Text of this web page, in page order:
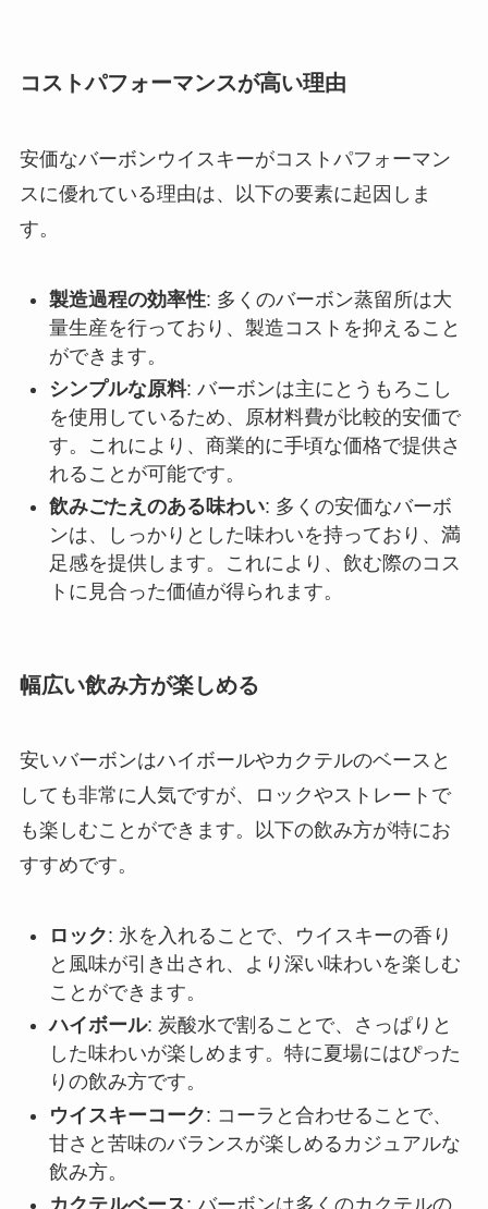
コストパフォーマンスが高い理由
安価なバーボンウイスキーがコストパフォーマン
スに優れている理由は、以下の要素に起因しま
す。
製造過程の効率性: 多くのバーボン蒸留所は大
量生産を行っており、製造コストを抑えること
ができます。
シンプルな原料: バーボンは主にとうもろこし
を使用しているため、原材料費が比較的安価で
す。これにより、商業的に手頃な価格で提供さ
れることが可能です。
飲みごたえのある味わい: 多くの安価なバーボ
ンは、しっかりとした味わいを持っており、満
足感を提供します。これにより、飲む際のコス
トに見合った価値が得られます。
幅広い飲み方が楽しめる
安いバーボンはハイボールやカクテルのベースと
しても非常に人気ですが、ロックやストレートで
も楽しむことができます。以下の飲み方が特にお
すすめです。
ロック: 氷を入れることで、ウイスキーの香り
と風味が引き出され、より深い味わいを楽しむ
ことができます。
ハイボール: 炭酸水で割ることで、さっぱりと
した味わいが楽しめます。特に夏場にはぴった
りの飲み方です。
ウイスキーコーク: コーラと合わせることで、
甘さと苦味のバランスが楽しめるカジュアルな
飲み方。